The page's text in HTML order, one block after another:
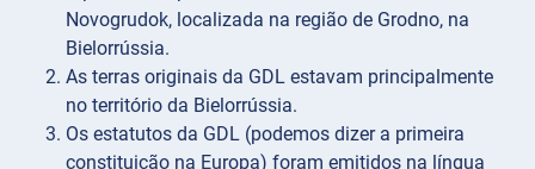
Novogrudok, localizada na região de Grodno, na
Bielorrússia.
As terras originais da GDL estavam principalmente
no território da Bielorrússia.
Os estatutos da GDL (podemos dizer a primeira
constituição na Europa) foram emitidos na língua